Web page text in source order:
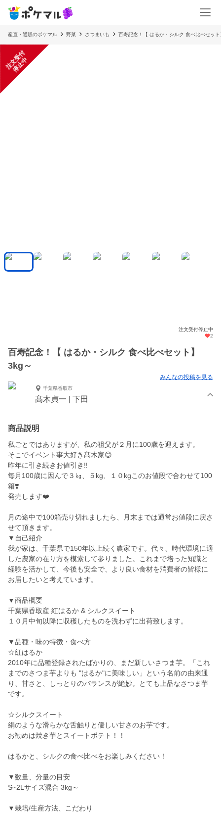
産直・通販のポケマル 野菜 さつまいも 百寿記念！【 はるか・シルク 食べ比べセッ
注
文
受
付
停
止
中
注文受付停止中
2
百寿記念！【 はるか・シルク 食べ比べセット】
3kg～
みんなの投稿を見る
千葉県香取市
髙木貞一 | 下田
商品説明
私ごとではありますが、私の祖父が２月に100歳を迎えます。
そこでイベント事大好き髙木家😊
昨年に引き続きお値引き‼️
毎月100歳に因んで３㎏、５kg、１０kgこのお値段で合わせて100
箱❣️
発売します❤️
月の途中で100箱売り切れましたら、月末までは通常お値段に戻さ
せて頂きます。
▼自己紹介
我が家は、千葉県で150年以上続く農家です。代々、時代環境に適
した農家の在り方を模索して参りました。これまで培った知識と
経験を活かして、今後も安全で、より良い食材を消費者の皆様に
お届したいと考えています。
▼商品概要
千葉県香取産 紅はるか & シルクスイート
１０月中旬以降に収穫したものを洗わずに出荷致します。
▼品種・味の特徴・食べ方
☆紅はるか
2010年に品種登録されたばかりの、まだ新しいさつま芋。「これ
までのさつま芋よりも "はるか"に美味しい」という名前の由来通
り、甘さと、しっとりのバランスが絶妙。とても上品なさつま芋
です。
☆シルクスイート
絹のような滑らかな舌触りと優しい甘さのお芋です。
お勧めは焼き芋とスイートポテト！！
はるかと、シルクの食べ比べをお楽しみください！
▼数量、分量の目安
S~2Lサイズ混合 3kg～
▼栽培/生産方法、こだわり